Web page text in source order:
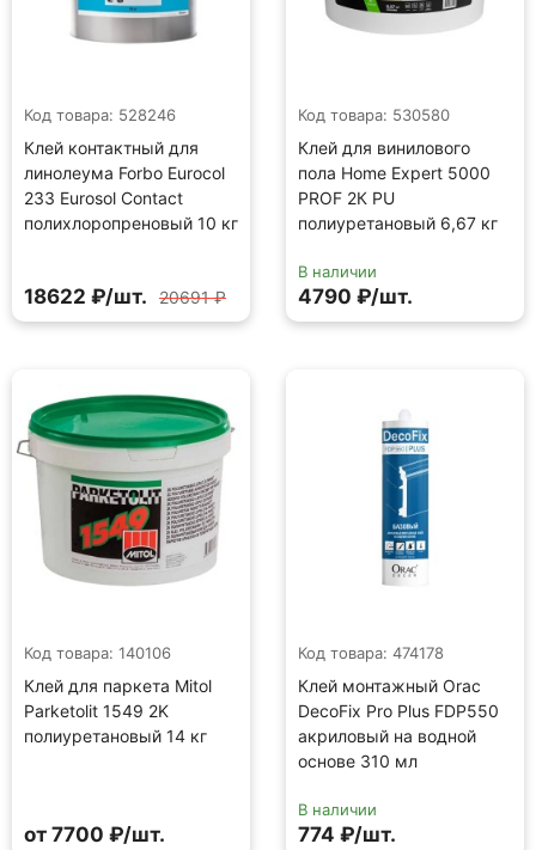
Код товара: 528246
Клей контактный для
линолеума Forbo Eurocol
233 Eurosol Contact
полихлоропреновый 10 кг
18622 ₽/шт. 20691 ₽
Код товара: 530580
Клей для винилового
пола Home Expert 5000
PROF 2К PU
полиуретановый 6,67 кг
В наличии
4790 ₽/шт.
Код товара: 140106
Клей для паркета Mitol
Parketolit 1549 2K
полиуретановый 14 кг
от 7700 ₽/шт.
Код товара: 474178
Клей монтажный Orac
DecoFix Pro Plus FDP550
акриловый на водной
основе 310 мл
В наличии
774 ₽/шт.